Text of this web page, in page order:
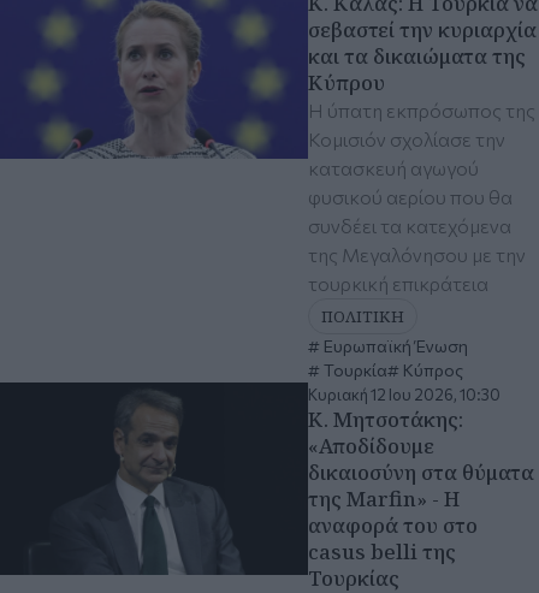
σεβαστεί την κυριαρχία
και τα δικαιώματα της
Κύπρου
Η ύπατη εκπρόσωπος της
Κομισιόν σχολίασε την
κατασκευή αγωγού
φυσικού αερίου που θα
συνδέει τα κατεχόμενα
της Μεγαλόνησου με την
τουρκική επικράτεια
ΠΟΛΙΤΙΚΗ
Ευρωπαϊκή Ένωση
Τουρκία
Κύπρος
Κυριακή 12 Ιου 2026, 10:30
Κ. Μητσοτάκης:
«Αποδίδουμε
δικαιοσύνη στα θύματα
της Marfin» - Η
αναφορά του στο
casus belli της
Τουρκίας